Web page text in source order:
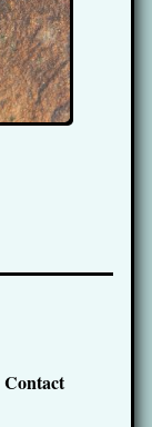
Contact